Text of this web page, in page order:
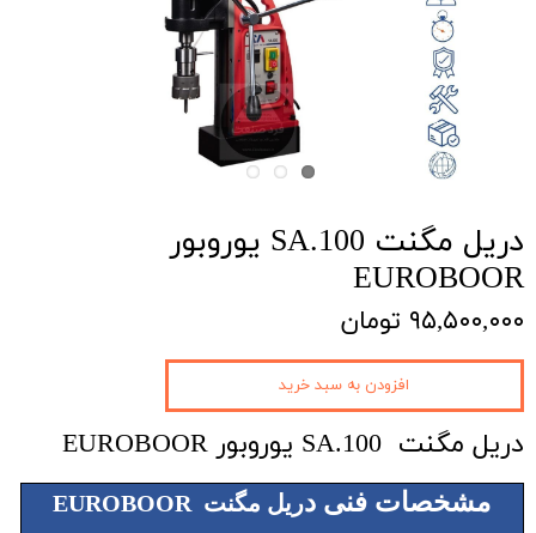
دریل مگنت SA.100 یوروبور
EUROBOOR
۹۵,۵۰۰,۰۰۰ تومان
دریل مگنت SA.100 یوروبور EUROBOOR
مشخصات فنی د
ریل مگنت EUROBOOR
افزودن به سبد خرید